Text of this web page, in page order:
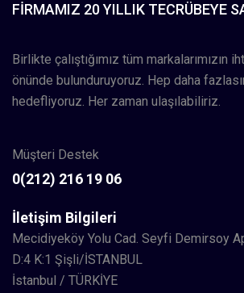
FIRMAMIZ 20 YILLIK TECRÜBEYE
Birlikte çalıştığımız tüm markalarımızın
önünde bulunduruyoruz. Hep daha
hedefliyoruz. Her zaman ulaşılabiliriz.
Müşteri Destek
0(212) 216 19 06
İletişim Bilgileri
Mecidiyeköy Yolu Cad. Seyfi Demirsoy
D:4 K:1 Şişli/İSTANBUL
İstanbul / TÜRKİYE